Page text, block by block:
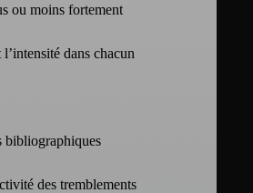
ou moins fortement
dans chacun
bibliographiques
des tremblements